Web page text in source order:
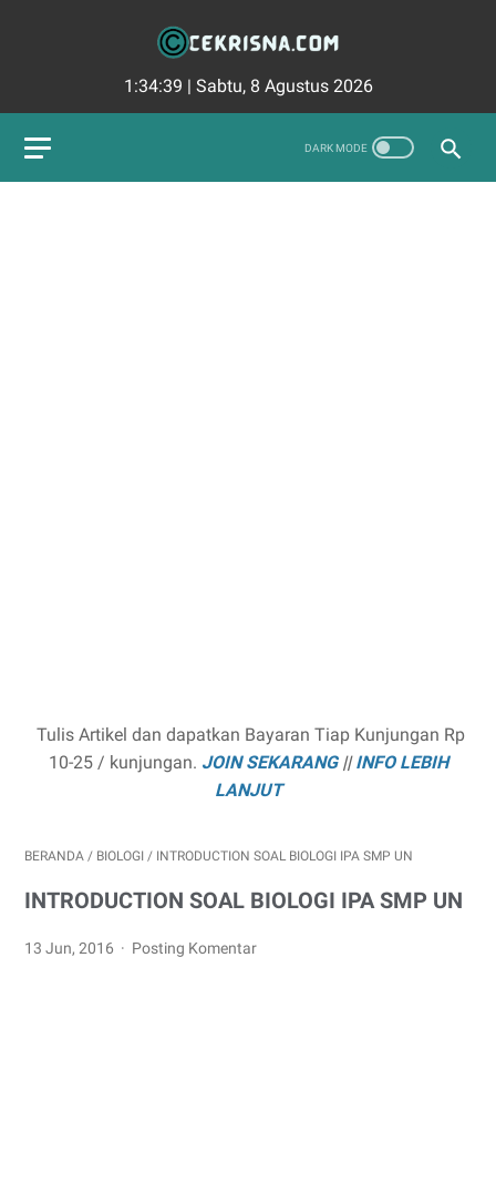
1:34:40 | Sabtu, 8 Agustus 2026
Tulis Artikel dan dapatkan Bayaran Tiap Kunjungan Rp
10-25 / kunjungan. JOIN SEKARANG||INFO LEBIH
LANJUT
BERANDA / BIOLOGI / INTRODUCTION SOAL BIOLOGI IPA SMP UN
INTRODUCTION SOAL BIOLOGI IPA SMP UN
13 Jun, 2016 Posting Komentar